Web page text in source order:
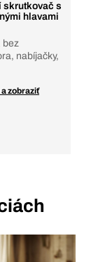
skrutkovač s
hlavami
bez
nabíjačky,
zobraziť